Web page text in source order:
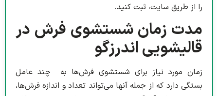
را از طریق سایت، ثبت کنید.
مدت زمان شستشوی فرش در
قالیشویی اندرزگو
زمان مورد نیاز برای شستشوی فرش‌ها به چند عامل
بستگی دارد که از جمله آنها می‌تواند تعداد و اندازه فرش‌ها،